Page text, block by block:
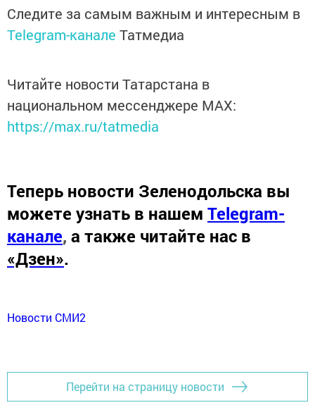
Следите за самым важным и интересным в
Telegram-канале Татмедиа
Читайте новости Татарстана в
национальном мессенджере MАХ:
https://max.ru/tatmedia
Теперь новости Зеленодольска вы
можете узнать в нашем Telegram-
канале, а также читайте нас в
«Дзен».
Новости СМИ2
Перейти на страницу новости